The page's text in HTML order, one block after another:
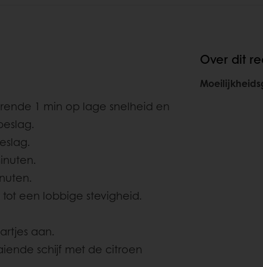
1 min op lage snelheid en
een lobbige stevigheid.
aan.
schijf met de citroen
Over dit